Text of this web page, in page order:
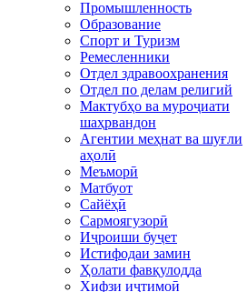
Промышленность
Образование
Спорт и Туризм
Ремесленники
Отдел здравоохранения
Отдел по делам религий
Мактубҳо ва муроҷиати
шаҳрвандон
Агентии меҳнат ва шуғли
аҳолӣ
Меъморӣ
Матбуот
Сайёҳӣ
Сармоягузорӣ
Иҷроиши буҷет
Истифодаи замин
Ҳолати фавқулодда
Хифзи иҷтимоӣ